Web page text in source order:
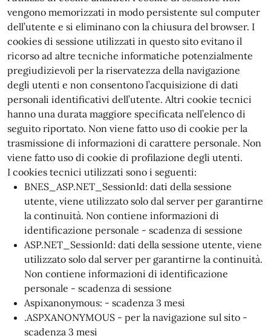
vengono memorizzati in modo persistente sul computer
dell’utente e si eliminano con la chiusura del browser. I
cookies di sessione utilizzati in questo sito evitano il
ricorso ad altre tecniche informatiche potenzialmente
pregiudizievoli per la riservatezza della navigazione
degli utenti e non consentono l’acquisizione di dati
personali identificativi dell’utente. Altri cookie tecnici
hanno una durata maggiore specificata nell’elenco di
seguito riportato. Non viene fatto uso di cookie per la
trasmissione di informazioni di carattere personale. Non
viene fatto uso di cookie di profilazione degli utenti.
I cookies tecnici utilizzati sono i seguenti:
BNES_ASP.NET_SessionId: dati della sessione
utente, viene utilizzato solo dal server per garantirne
la continuità. Non contiene informazioni di
identificazione personale - scadenza di sessione
ASP.NET_SessionId: dati della sessione utente, viene
utilizzato solo dal server per garantirne la continuità.
Non contiene informazioni di identificazione
personale - scadenza di sessione
Aspixanonymous: - scadenza 3 mesi
.ASPXANONYMOUS - per la navigazione sul sito -
scadenza 3 mesi